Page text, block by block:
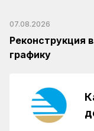
07.08.2026
Реконструкция
графику